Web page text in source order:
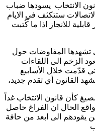
الانتخاب يسودها ضباب
ستتكثف في الايام
للانجاز اذا ما كُتبت
تشهدها المفاوضات حول
الزخم الى اللقاءات
قدّمت خلال الأسابيع
القانون أي تقدم جديد،
كأن قانون الانتخاب غداً
واقع الحال ان الفراغ حاصل
يقودهم الى ابعد من حافة